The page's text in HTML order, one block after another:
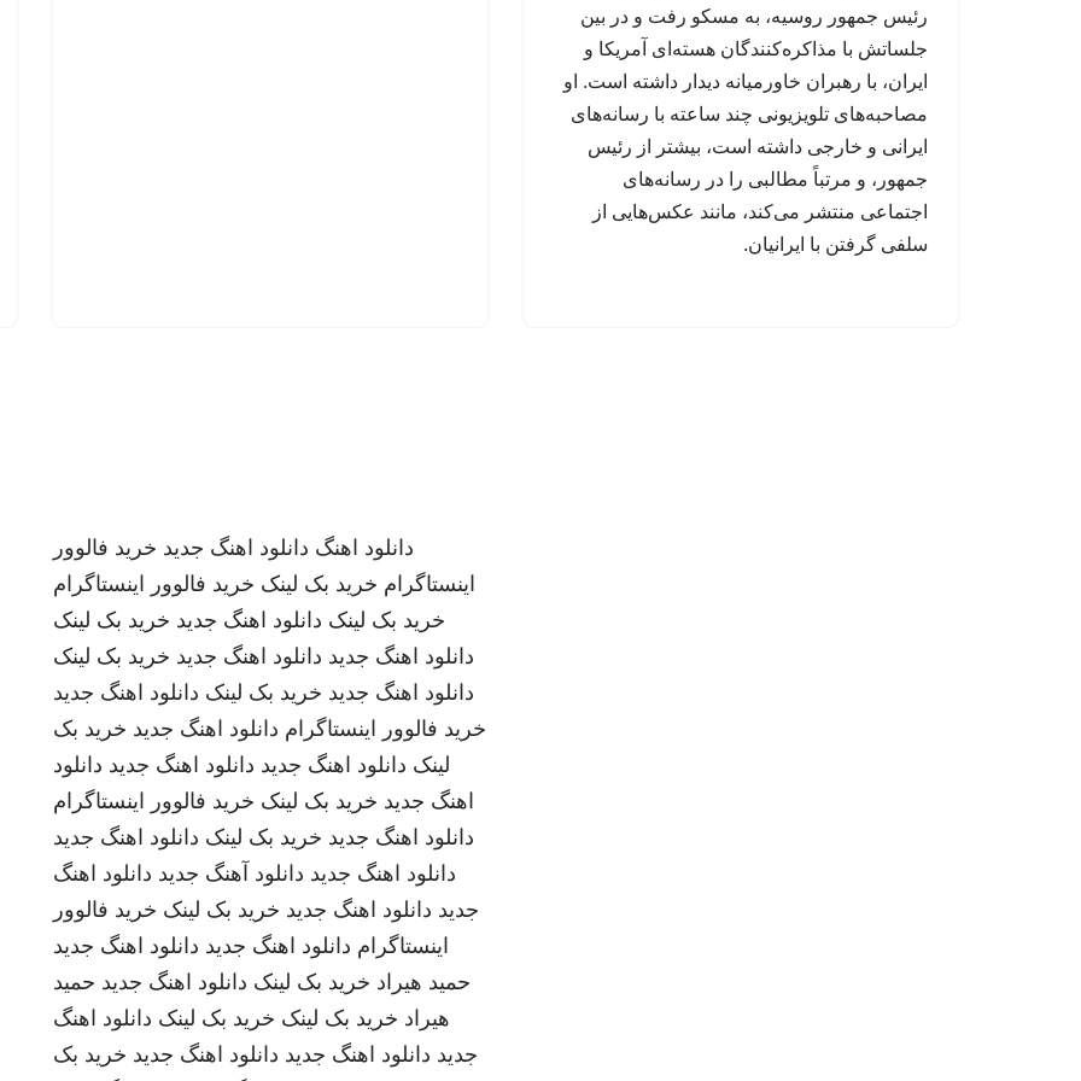
رئیس جمهور روسیه، به مسکو رفت و در بین
جلساتش با مذاکره‌کنندگان هسته‌ای آمریکا و
ایران، با رهبران خاورمیانه دیدار داشته است. او
مصاحبه‌های تلویزیونی چند ساعته با رسانه‌های
ایرانی و خارجی داشته است، بیشتر از رئیس
جمهور، و مرتباً مطالبی را در رسانه‌های
اجتماعی منتشر می‌کند، مانند عکس‌هایی از
سلفی گرفتن با ایرانیان.
دانلود اهنگ دانلود اهنگ جدید خرید فالوور
اینستاگرام خرید بک لینک خرید فالوور اینستاگرام
خرید بک لینک دانلود اهنگ جدید خرید بک لینک
دانلود اهنگ جدید دانلود اهنگ جدید خرید بک لینک
دانلود اهنگ جدید خرید بک لینک دانلود اهنگ جدید
خرید فالوور اینستاگرام دانلود اهنگ جدید خرید بک
لینک دانلود اهنگ جدید دانلود اهنگ جدید دانلود
اهنگ جدید خرید بک لینک خرید فالوور اینستاگرام
دانلود اهنگ جدید خرید بک لینک دانلود اهنگ جدید
دانلود اهنگ جدید دانلود آهنگ جدید دانلود اهنگ
جدید دانلود اهنگ جدید خرید بک لینک خرید فالوور
اینستاگرام دانلود اهنگ جدید دانلود اهنگ جدید
حمید هیراد خرید بک لینک دانلود اهنگ جدید حمید
هیراد خرید بک لینک خرید بک لینک دانلود اهنگ
جدید دانلود اهنگ جدید دانلود اهنگ جدید خرید بک